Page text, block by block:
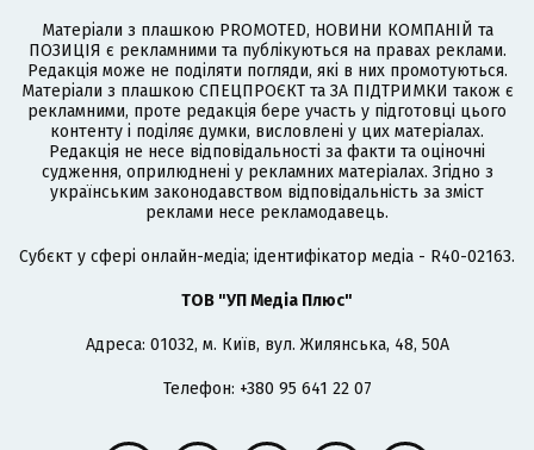
Матеріали з плашкою PROMOTED, НОВИНИ КОМПАНІЙ та
ПОЗИЦІЯ є рекламними та публікуються на правах реклами.
Редакція може не поділяти погляди, які в них промотуються.
Матеріали з плашкою СПЕЦПРОЄКТ та ЗА ПІДТРИМКИ також є
рекламними, проте редакція бере участь у підготовці цього
контенту і поділяє думки, висловлені у цих матеріалах.
Редакція не несе відповідальності за факти та оціночні
судження, оприлюднені у рекламних матеріалах. Згідно з
українським законодавством відповідальність за зміст
реклами несе рекламодавець.
Cубєкт у сфері онлайн-медіа; ідентифікатор медіа - R40-02163.
ТОВ "УП Медіа Плюс"
Адреса: 01032, м. Київ, вул. Жилянська, 48, 50А
Телефон: +380 95 641 22 07